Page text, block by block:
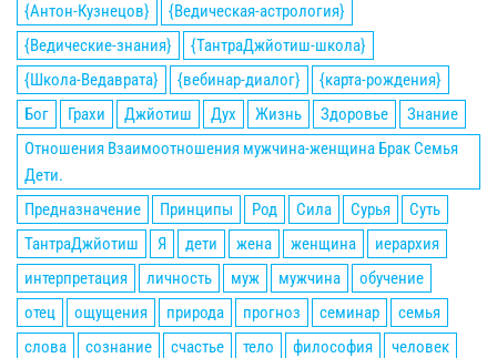
{Антон-Кузнецов}
{Ведическая-астрология}
{Ведические-знания}
{ТантраДжйотиш-школа}
{Школа-Ведаврата}
{вебинар-диалог}
{карта-рождения}
Бог
Грахи Джйотиш Дух Жизнь Здоровье
Знание
Отношения Взаимоотношения мужчина-женщина Брак Семья
Дети.
Предназначение
Принципы Род Сила Сурья
Суть
ТантраДжйотиш
Я дети жена женщина
иерархия
интерпретация
личность муж мужчина
обучение
отец
ощущения природа прогноз семинар
семья
слова
сознание счастье тело философия
человек